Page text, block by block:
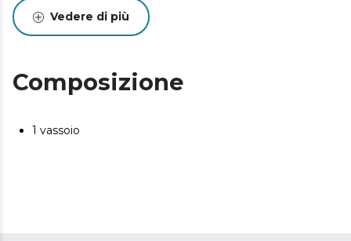
Vedere di più
Composizione
1 vassoio